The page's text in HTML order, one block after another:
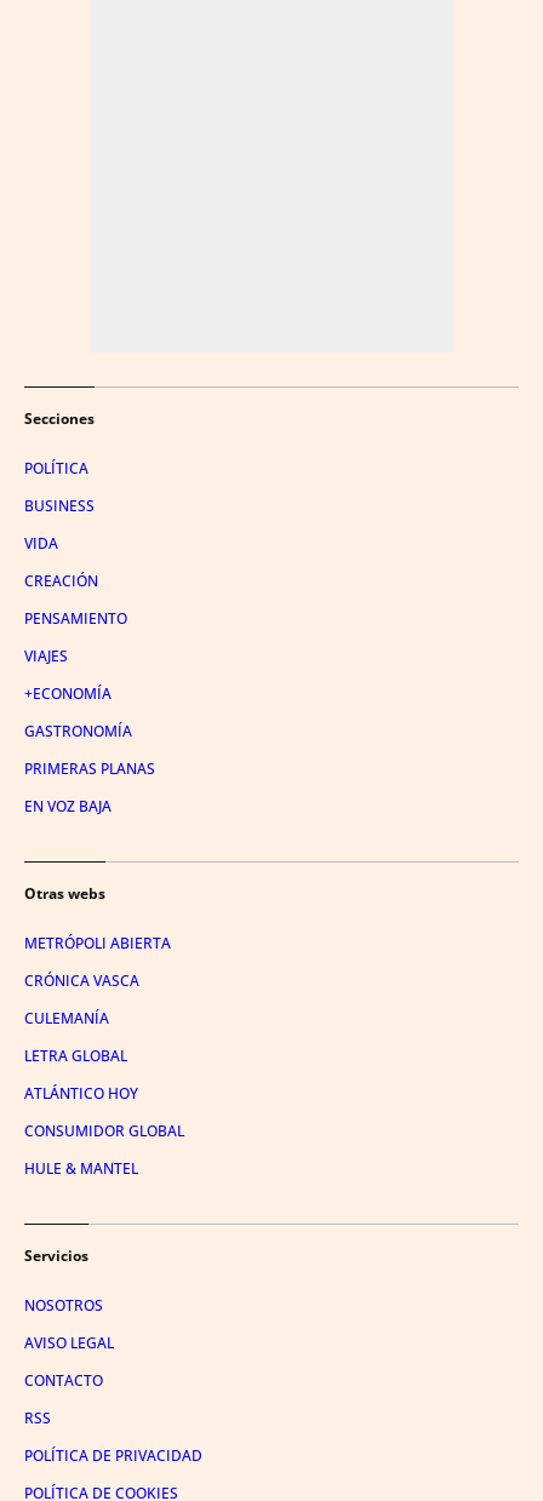
Secciones
POLÍTICA
BUSINESS
VIDA
CREACIÓN
PENSAMIENTO
VIAJES
+ECONOMÍA
GASTRONOMÍA
PRIMERAS PLANAS
EN VOZ BAJA
Otras webs
METRÓPOLI ABIERTA
CRÓNICA VASCA
CULEMANÍA
LETRA GLOBAL
ATLÁNTICO HOY
CONSUMIDOR GLOBAL
HULE & MANTEL
Servicios
NOSOTROS
AVISO LEGAL
CONTACTO
RSS
POLÍTICA DE PRIVACIDAD
POLÍTICA DE COOKIES